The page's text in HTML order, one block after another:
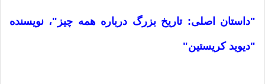
"داستان اصلی: تاریخ بزرگ درباره همه چیز"، نویسنده
"دیوید کریستین"